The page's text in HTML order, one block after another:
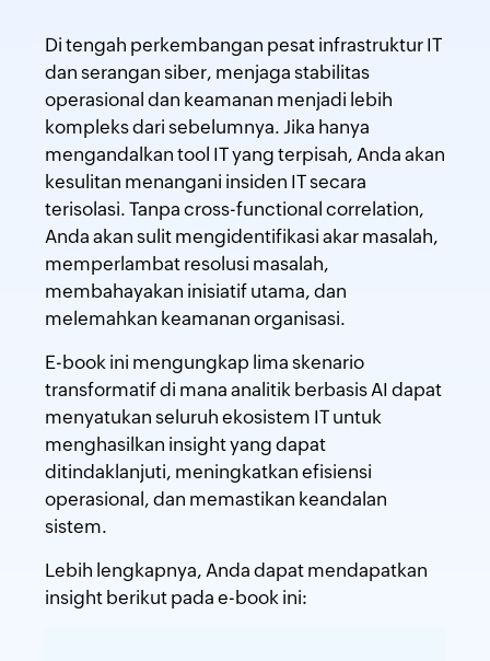
Di tengah perkembangan pesat infrastruktur IT
dan serangan siber, menjaga stabilitas
operasional dan keamanan menjadi lebih
kompleks dari sebelumnya. Jika hanya
mengandalkan tool IT yang terpisah, Anda akan
kesulitan menangani insiden IT secara
terisolasi. Tanpa cross-functional correlation,
Anda akan sulit mengidentifikasi akar masalah,
memperlambat resolusi masalah,
membahayakan inisiatif utama, dan
melemahkan keamanan organisasi.
E-book ini mengungkap lima skenario
transformatif di mana analitik berbasis AI dapat
menyatukan seluruh ekosistem IT untuk
menghasilkan insight yang dapat
ditindaklanjuti, meningkatkan efisiensi
operasional, dan memastikan keandalan
sistem.
Lebih lengkapnya, Anda dapat mendapatkan
insight berikut pada e-book ini: